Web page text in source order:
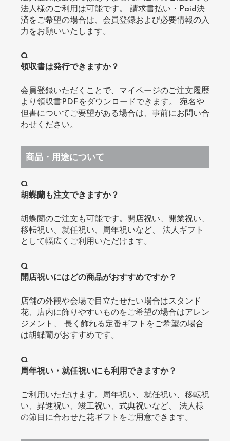
法人様のご利用は可能です。 請求書払い・Paid決
済をご希望の場合は、会員登録および必要情報の入
力をお願いいたします。
Q
領収書は発行できますか？
会員登録いただくことで、マイページのご注文履歴
より領収書PDFをダウンロードできます。 宛名や
但書についてご要望がある場合は、事前にお問い合
わせください。
商品・用途について
Q
胡蝶蘭も注文できますか？
胡蝶蘭のご注文も可能です。開店祝い、開業祝い、
移転祝い、就任祝い、周年祝いなど、 法人ギフト
として幅広くご利用いただけます。
Q
開店祝いにはどの商品がおすすめですか？
店舗の外観や会場で目立たせたい場合はスタンド
花、店内に飾りやすいものをご希望の場合はアレン
ジメント、 長く飾れる定番ギフトをご希望の場合
は胡蝶蘭がおすすめです。
Q
周年祝い・就任祝いにも利用できますか？
ご利用いただけます。周年祝い、就任祝い、移転祝
い、昇進祝い、竣工祝い、式典祝いなど、 法人様
の節目に合わせた花ギフトをご用意できます。